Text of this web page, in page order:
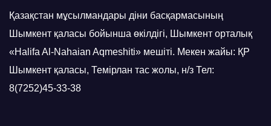
Қазақстан мұсылмандары діни басқармасының
Шымкент қаласы бойынша өкілдігі, Шымкент орталық
«Halifa Al-Nahaian Aqmeshiti» мешіті. Мекен жайы: ҚР
Шымкент қаласы, Темірлан тас жолы, н/з Тел:
8(7252)45-33-38